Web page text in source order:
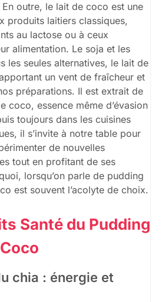
outre, le lait de coco est une
produits laitiers classiques,
au lactose ou à ceux
alimentation. Le soja et les
les seules alternatives, le lait de
un vent de fraîcheur et
préparations. Il est extrait de
coco, essence même d’évasion
toujours dans les cuisines
il s’invite à notre table pour
de nouvelles
tout en profitant de ses
lorsqu’on parle de pudding
est souvent l’acolyte de choix.
Santé du Pudding
chia : énergie et